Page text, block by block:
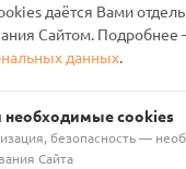
ответственностью
1256700001986
216790, Смоленская
улица Западная, д. 26А,
даётся Вами
Сайтом. Подробнее
данных.
необходимые cookies
безопасность —
Сайта